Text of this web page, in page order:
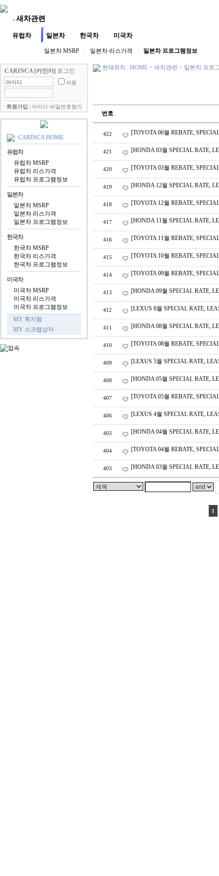
- 새차관련
유럽차 일본차 한국차 미국차
일본차 MSRP 일본차 리스가격 일본차 프로그램정보
CARINCA [카인카] 로그인
자동
회원가입 아이디·비밀번호찾기
CARINCA HOME
유럽차
유럽차 MSRP
유럽차 리스가격
유럽차 프로그램정보
일본차
일본차 MSRP
일본차 리스가격
일본차 프로그램정보
한국차
한국차 MSRP
한국차 리스가격
한국차 프로그램정보
미국차
미국차 MSRP
미국차 리스가격
미국차 프로그램정보
MY 쪽지함
MY 스크랩상자
현재위치 : HOME > 새차관련 > 일본차 프로
번호
422 [TOYOTA 06월 REBATE,
421 [HONDA 03월 SPECIAL RATE,
420 [TOYOTA 03월 REBATE,
419 [HONDA 12월 SPECIAL RATE,
418 [TOYOTA 12월 REBATE,
417 [HONDA 11월 SPECIAL RATE,
416 [TOYOTA 11월 REBATE,
415 [TOYOTA 10월 REBATE,
414 [TOYOTA 09월 REBATE,
413 [HONDA 09월 SPECIAL RATE,
412 [LEXUS 8월 SPECIAL RATE,
411 [HONDA 08월 SPECIAL RATE,
410 [TOYOTA 08월 REBATE,
409 [LEXUS 5월 SPECIAL RATE,
408 [HONDA 05월 SPECIAL RATE,
407 [TOYOTA 05월 REBATE,
406 [LEXUS 4월 SPECIAL RATE,
405 [HONDA 04월 SPECIAL RATE,
404 [TOYOTA 04월 REBATE,
403 [HONDA 03월 SPECIAL RATE,
1